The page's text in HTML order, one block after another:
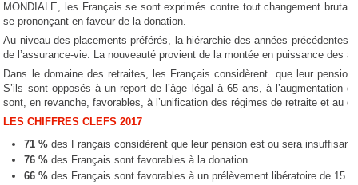
MONDIALE, les Français se sont exprimés contre tout changement brutal
se prononçant en faveur de la donation.
Au niveau des placements préférés, la hiérarchie des années précédentes
de l’assurance-vie. La nouveauté provient de la montée en puissance des
Dans le domaine des retraites, les Français considèrent que leur
S’ils sont opposés à un report de l’âge légal à 65 ans, à l’augmentation
sont, en revanche, favorables, à l’unification des régimes de retraite et au
LES CHIFFRES CLEFS 2017
71 % des Français considèrent que leur pension est ou sera
76 % des Français sont favorables à la donation
66 % des Français sont favorables à un prélèvement libératoire de 15